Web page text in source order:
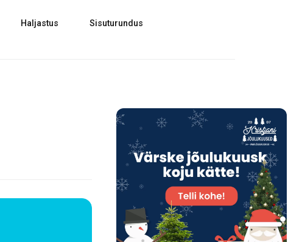
Haljastus Sisuturundus